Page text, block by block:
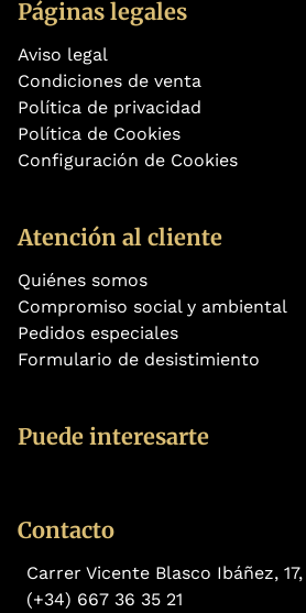
Páginas legales
Aviso legal
Condiciones de venta
Política de privacidad
Política de Cookies
Configuración de Cookies
Atención al cliente
Quiénes somos
Compromiso social y ambiental
Pedidos especiales
Formulario de desistimiento
Puede interesarte
Contacto
Carrer Vicente Blasco Ibáñez,
(+34) 667 36 35 21